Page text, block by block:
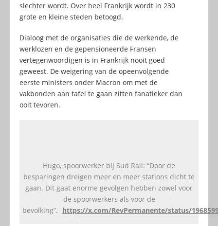
slechter wordt. Over heel Frankrijk wordt in 230
grote en kleine steden betoogd.
Dialoog met de organisaties die de werkende, de
werklozen en de gepensioneerde Fransen
vertegenwoordigen is in Frankrijk nooit goed
geweest. De weigering van de opeenvolgende
eerste ministers onder Macron om met de
vakbonden aan tafel te gaan zitten fanatieker dan
ooit tevoren.
Hugo, spoorwerker bij Sud Rail: “Door de
besparingen dreigen meer en meer stations dicht te
gaan. Dit gaat enorme gevolgen hebben zowel voor
de spoorwerkers als voor de
bevolking”. https://x.com/RevPermanente/status/